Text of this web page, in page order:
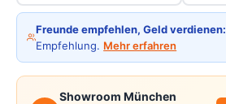
Freunde empfehlen, Geld verdienen:
Empfehlung. Mehr erfahren
Showroom München